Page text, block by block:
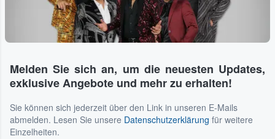
Melden Sie sich an, um die neuesten Updates,
exklusive Angebote und mehr zu erhalten!
Sie können sich jederzeit über den Link in unseren E-Mails
abmelden. Lesen Sie unsere Datenschutzerklärung für weitere
Einzelheiten.